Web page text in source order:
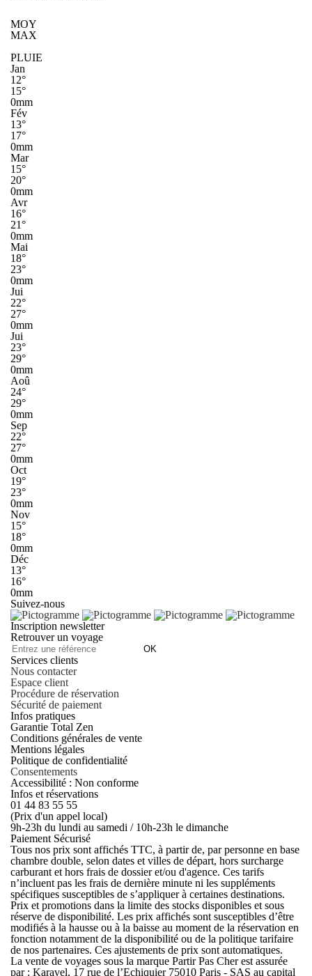
MOY
MAX
PLUIE
Jan
12°
15°
0mm
Fév
13°
17°
0mm
Mar
15°
20°
0mm
Avr
16°
21°
0mm
Mai
18°
23°
0mm
Jui
22°
27°
0mm
Jui
23°
29°
0mm
Aoû
24°
29°
0mm
Sep
22°
27°
0mm
Oct
19°
23°
0mm
Nov
15°
18°
0mm
Déc
13°
16°
0mm
Suivez-nous
Inscription newsletter
Retrouver un voyage
OK
Services clients
Nous contacter
Espace client
Procédure de réservation
Sécurité de paiement
Infos pratiques
Garantie Total Zen
Conditions générales de vente
Mentions légales
Politique de confidentialité
Consentements
Accessibilité : Non conforme
Infos et réservations
01 44 83 55 55
(Prix d'un appel local)
9h-23h du lundi au samedi / 10h-23h le dimanche
Paiement Sécurisé
Tous nos prix sont affichés TTC, à partir de, par personne en base
chambre double, selon dates et villes de départ, hors surcharge
carburant et hors frais de dossier et/ou d'agence. Ces tarifs
n’incluent pas les frais de dernière minute ni les suppléments
spécifiques susceptibles de s’appliquer à certaines destinations.
Prix et promotions dans la limite des stocks disponibles et sous
réserve de disponibilité. Les prix affichés sont susceptibles d’être
modifiés à la hausse ou à la baisse au moment de la réservation en
fonction notamment de la disponibilité ou de la politique tarifaire
de nos partenaires. Ces ajustements de prix sont automatiques.
La vente de voyages sous la marque Partir Pas Cher est assurée
par : Karavel, 17 rue de l’Echiquier 75010 Paris - SAS au capital